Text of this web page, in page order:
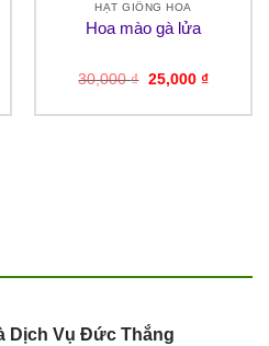
HẠT GIỐNG HOA
Hoa mào gà lửa
30,000₫ Giá
gốc
30,000 ₫.
25,000 ₫Giá
là:
Dịch Vụ Đức Thắng